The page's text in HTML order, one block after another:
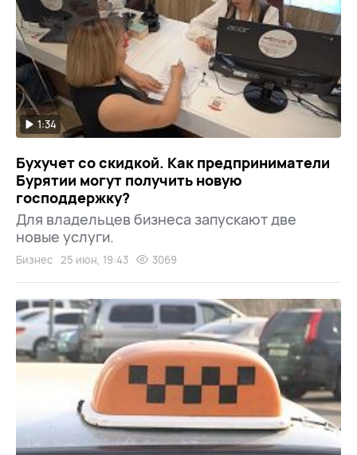
1:34
Бухучет со скидкой. Как предприниматели
Бурятии могут получить новую
господдержку?
Для владельцев бизнеса запускают две
новые услуги.
Бизнес 25 июн, 19:43 3069